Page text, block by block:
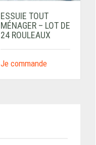
ESSUIE TOUT
MÉNAGER – LOT DE
24 ROULEAUX
Je commande